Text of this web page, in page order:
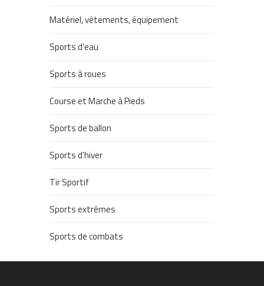
Matériel, vêtements, équipement
Sports d’eau
Sports à roues
Course et Marche à Pieds
Sports de ballon
Sports d’hiver
Tir Sportif
Sports extrêmes
Sports de combats